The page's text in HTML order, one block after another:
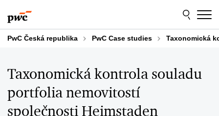
to
content
to
footer
PwC Česká republika PwC Case studies Taxonomická
Taxonomická kontrola souladu
portfolia nemovitostí
společnosti Heimstaden